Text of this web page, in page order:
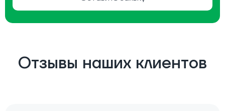
Отзывы наших клиентов